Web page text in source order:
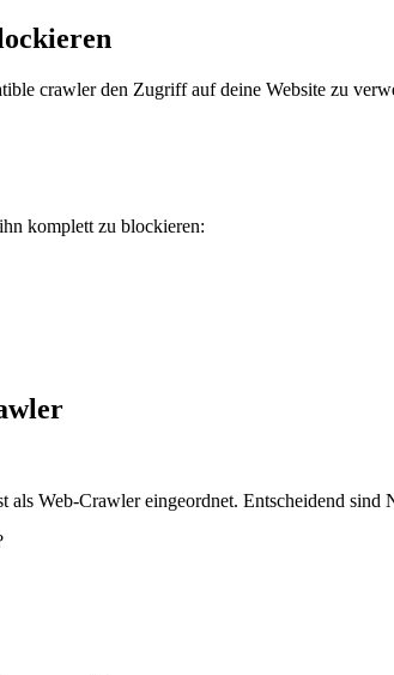
crawler den Zugriff auf deine Website zu
komplett zu blockieren:
Web-Crawler eingeordnet. Entscheidend